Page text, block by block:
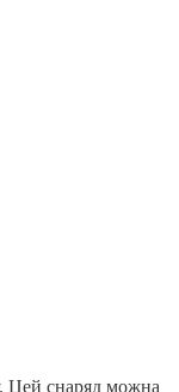
Цей снаряд можна